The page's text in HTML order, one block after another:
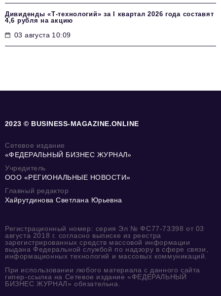
Дивиденды «Т-технологий» за I квартал 2026 года составят
4,6 рубля на акцию
03 августа 10:09
2023 © BUSINESS-MAGAZINE.ONLINE
Сетевое издание
«ФЕДЕРАЛЬНЫЙ БИЗНЕС ЖУРНАЛ»
Учредитель
ООО «РЕГИОНАЛЬНЫЕ НОВОСТИ»
Главный редактор
Хайрутдинова Светлана Юрьевна
Регистрационный номер: серия Эл № ФС77-73398 от 03
августа 2018 г. согласно выписке из реестра
зарегистрированных средств массовой информации
выдана Федеральной службой по надзору в сфере связи,
информационных технологий и массовых коммуникаций.
При использовании любого материала с данного сайта
гипер-ссылка на Сетевое издание «ФЕДЕРАЛЬНЫЙ
БИЗНЕС ЖУРНАЛ» обязательна.